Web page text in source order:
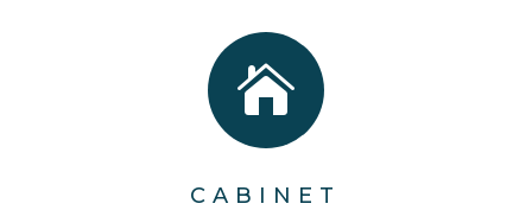

CABINET